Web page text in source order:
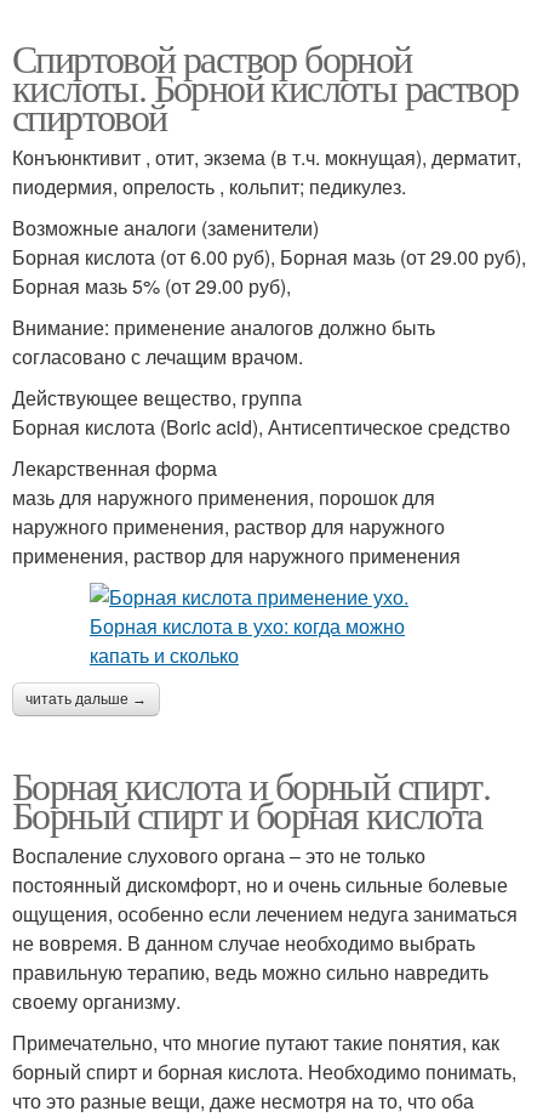
Спиртовой раствор борной
кислоты. Борной кислоты раствор
спиртовой
Конъюнктивит , отит, экзема (в т.ч. мокнущая), дерматит,
пиодермия, опрелость , кольпит; педикулез.
Возможные аналоги (заменители)
Борная кислота (от 6.00 руб), Борная мазь (от 29.00 руб),
Борная мазь 5% (от 29.00 руб),
Внимание: применение аналогов должно быть
согласовано с лечащим врачом.
Действующее вещество, группа
Борная кислота (Boric acid), Антисептическое средство
Лекарственная форма
мазь для наружного применения, порошок для
наружного применения, раствор для наружного
применения, раствор для наружного применения
читать дальше →
Борная кислота и борный спирт.
Борный спирт и борная кислота
Воспаление слухового органа – это не только
постоянный дискомфорт, но и очень сильные болевые
ощущения, особенно если лечением недуга заниматься
не вовремя. В данном случае необходимо выбрать
правильную терапию, ведь можно сильно навредить
своему организму.
Примечательно, что многие путают такие понятия, как
борный спирт и борная кислота. Необходимо понимать,
что это разные вещи, даже несмотря на то, что оба